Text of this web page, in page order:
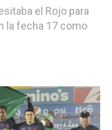
el Rojo para
la fecha 17 como